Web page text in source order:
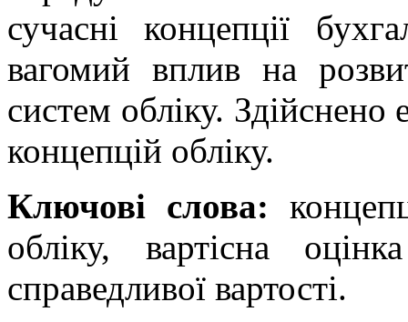
сучасні концепції
вагомий вплив на
систем обліку. Здійснено
концепцій обліку.
Ключові слова:
обліку, вартісна
справедливої вартості.